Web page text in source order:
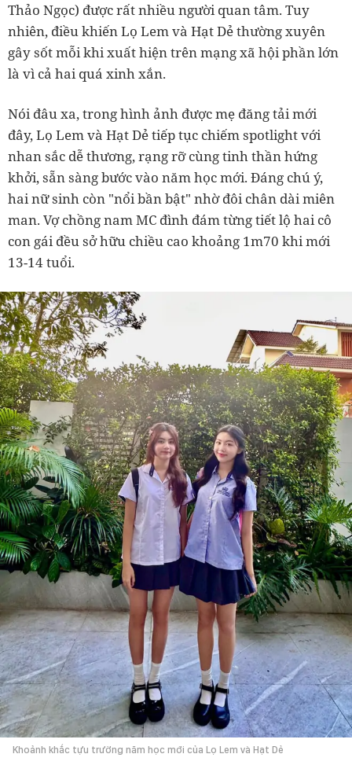
Thảo Ngọc) được rất nhiều người quan tâm. Tuy
nhiên, điều khiến Lọ Lem và Hạt Dẻ thường xuyên
gây sốt mỗi khi xuất hiện trên mạng xã hội phần lớn
là vì cả hai quá xinh xắn.
Nói đâu xa, trong hình ảnh được mẹ đăng tải mới
đây, Lọ Lem và Hạt Dẻ tiếp tục chiếm spotlight với
nhan sắc dễ thương, rạng rỡ cùng tinh thần hứng
khởi, sẵn sàng bước vào năm học mới. Đáng chú ý,
hai nữ sinh còn "nổi bần bật" nhờ đôi chân dài miên
man. Vợ chồng nam MC đình đám từng tiết lộ hai cô
con gái đều sở hữu chiều cao khoảng 1m70 khi mới
13-14 tuổi.
Khoảnh khắc tựu trường năm học mới của Lọ Lem và Hạt Dẻ